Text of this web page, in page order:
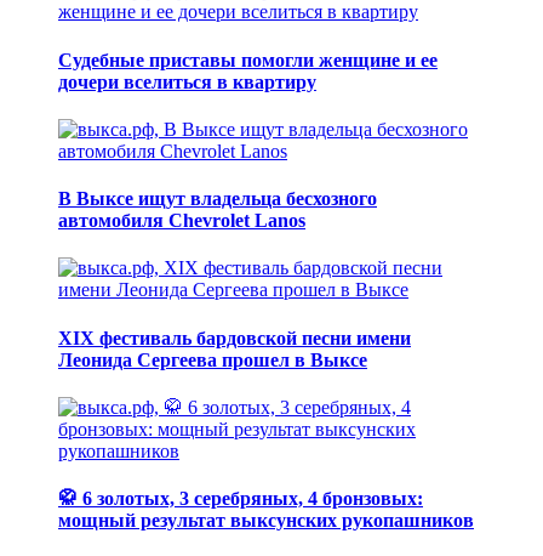
Судебные приставы помогли женщине и ее
дочери вселиться в квартиру
В Выксе ищут владельца бесхозного
автомобиля Chevrolet Lanos
XIX фестиваль бардовской песни имени
Леонида Сергеева прошел в Выксе
🥋 6 золотых, 3 серебряных, 4 бронзовых:
мощный результат выксунских рукопашников